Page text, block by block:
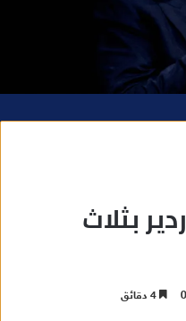
بثلاث
0